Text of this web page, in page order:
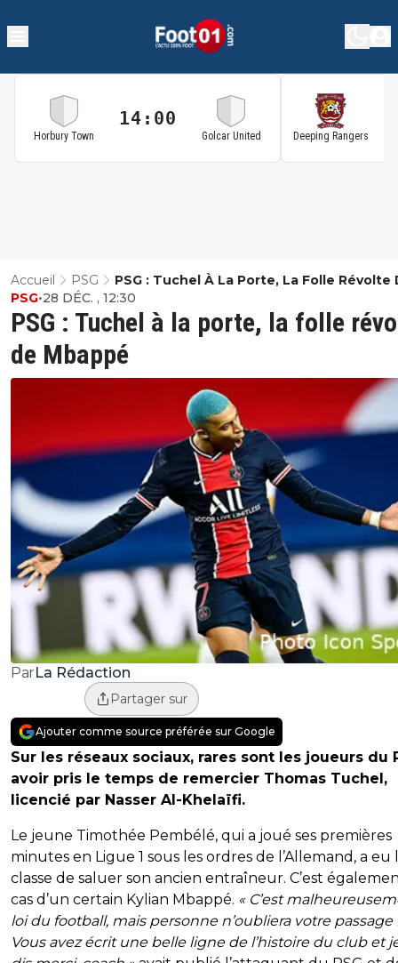
Horbury Town
14:00
Golcar United Deeping Rangers
Accueil PSG
PSG : Tuchel À La Porte, La Folle Révolte
Mbappé
PSG : Tuchel à la porte, la folle
de Mbappé
PSG•28 DÉC. , 12:30
ParLa Rédaction
Partager sur
Ajouter comme source préférée sur Google
Sur les réseaux sociaux, rares sont les joueurs du
avoir pris le temps de remercier Thomas Tuchel,
licencié par Nasser Al-Khelaïfi.
Le jeune Timothée Pembélé, qui a joué ses premières
minutes en Ligue 1 sous les ordres de l’Allemand, a eu
classe de saluer son ancien entraîneur. C’est
cas d’un certain Kylian Mbappé. « C’est
loi du football, mais personne n’oubliera votre passage
Vous avez écrit une belle ligne de l’histoire du club et